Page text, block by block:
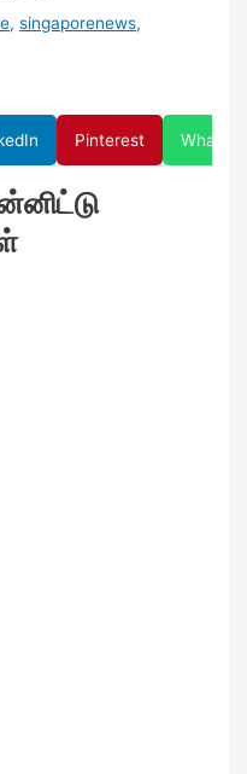
,singaporenews,
Pinterest